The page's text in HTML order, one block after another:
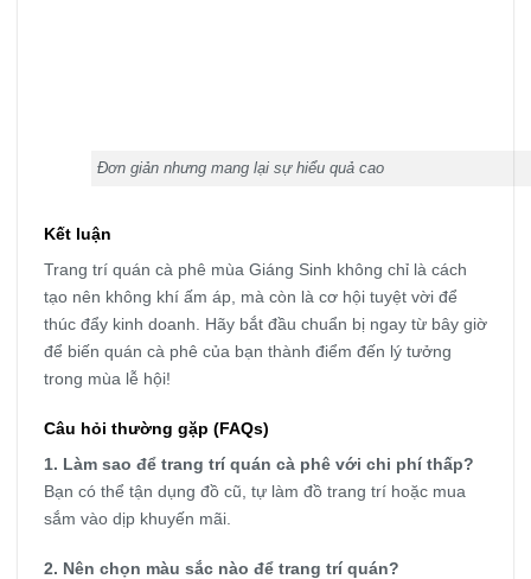
Đơn giản nhưng mang lại sự hiểu quả cao
Kết luận
Trang trí quán cà phê mùa Giáng Sinh không chỉ là cách
tạo nên không khí ấm áp, mà còn là cơ hội tuyệt vời để
thúc đẩy kinh doanh. Hãy bắt đầu chuẩn bị ngay từ bây giờ
để biến quán cà phê của bạn thành điểm đến lý tưởng
trong mùa lễ hội!
Câu hỏi thường gặp (FAQs)
1. Làm sao để trang trí quán cà phê với chi phí thấp?
Bạn có thể tận dụng đồ cũ, tự làm đồ trang trí hoặc mua
sắm vào dịp khuyến mãi.
2. Nên chọn màu sắc nào để trang trí quán?